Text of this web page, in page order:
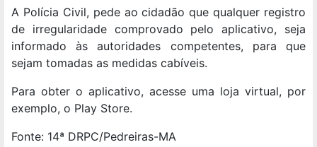
A Polícia Civil, pede ao cidadão que qualquer registro
de irregularidade comprovado pelo aplicativo, seja
informado às autoridades competentes, para que
sejam tomadas as medidas cabíveis.
Para obter o aplicativo, acesse uma loja virtual, por
exemplo, o Play Store.
Fonte: 14ª DRPC/Pedreiras-MA